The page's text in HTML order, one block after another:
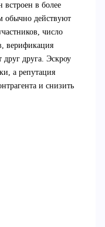
встроен в более
обычно действуют
число
верификация
друга. Эскроу
а репутация
и снизить